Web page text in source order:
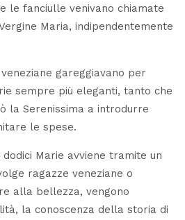
le fanciulle venivano chiamate
Maria, indipendentemente
gareggiavano per
sempre più eleganti, tanto che
la Serenissima a introdurre
le spese.
Marie avviene tramite un
ragazze veneziane o
alla bellezza, vengono
la conoscenza della storia di